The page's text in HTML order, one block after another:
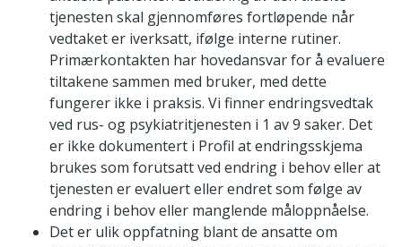
tjenesten skal gjennomføres fortløpende når
vedtaket er iverksatt, ifølge interne rutiner.
Primærkontakten har hovedansvar for å evaluere
tiltakene sammen med bruker, med dette
fungerer ikke i praksis. Vi finner endringsvedtak
ved rus- og psykiatritjenesten i 1 av 9 saker. Det
er ikke dokumentert i Profil at endringsskjema
brukes som forutsatt ved endring i behov eller at
tjenesten er evaluert eller endret som følge av
endring i behov eller manglende måloppnåelse.
Det er ulik oppfatning blant de ansatte om